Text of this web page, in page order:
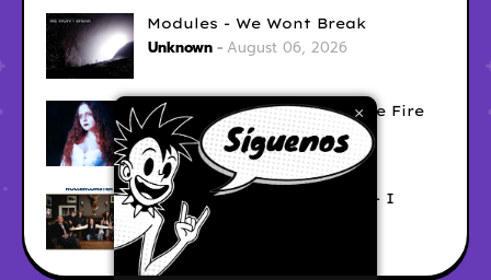
×
Modules - We Wont Break
Unknown August 06, 2026
Sara Diana - Her Hair's Like Fire
Ely August 05, 2026
Good Vibes Rollercoaster - I
Don't Care
Ely August 05, 2026